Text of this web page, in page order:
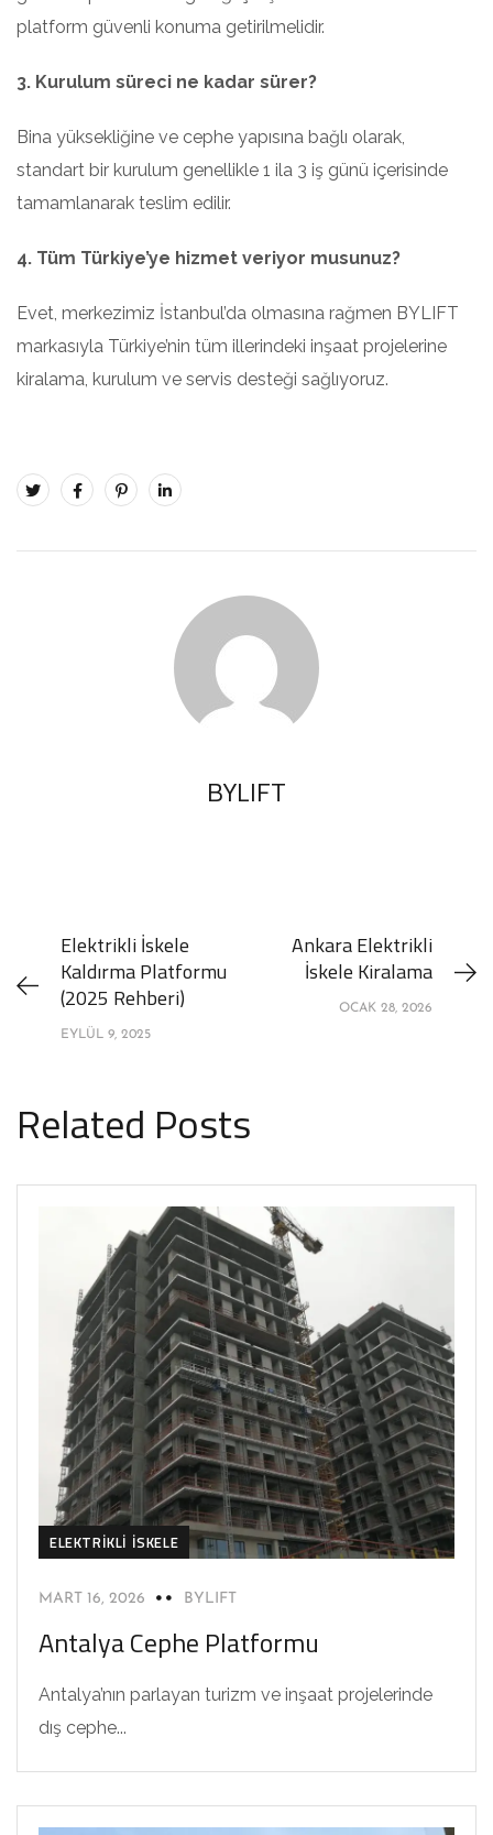
platform güvenli konuma getirilmelidir.
3. Kurulum süreci ne kadar sürer?
Bina yüksekliğine ve cephe yapısına bağlı olarak,
standart bir kurulum genellikle 1 ila 3 iş günü içerisinde
tamamlanarak teslim edilir.
4. Tüm Türkiye’ye hizmet veriyor musunuz?
Evet, merkezimiz İstanbul’da olmasına rağmen BYLIFT
markasıyla Türkiye’nin tüm illerindeki inşaat projelerine
kiralama, kurulum ve servis desteği sağlıyoruz.
BYLIFT
Elektrikli İskele
Kaldırma Platformu
(2025 Rehberi)
EYLÜL 9, 2025
Ankara Elektrikli
İskele Kiralama
OCAK 28, 2026
Related Posts
ELEKTRIKLI İSKELE
MART 16, 2026 BYLIFT
Antalya Cephe Platformu
Antalya’nın parlayan turizm ve inşaat projelerinde
dış cephe...